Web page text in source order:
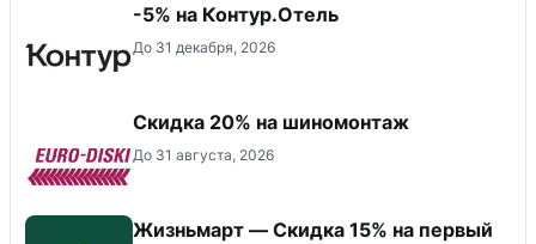
-5% на Контур.Отель
До 31 декабря, 2026
Скидка 20% на шиномонтаж
До 31 августа, 2026
Жизньмарт — Скидка 15% на первый